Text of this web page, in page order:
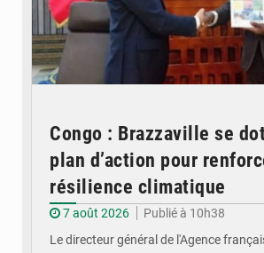
Congo : Brazzaville se
plan d’action pour
résilience climatique
7 août 2026
Publié à 10h38
Le directeur général de l'Agence